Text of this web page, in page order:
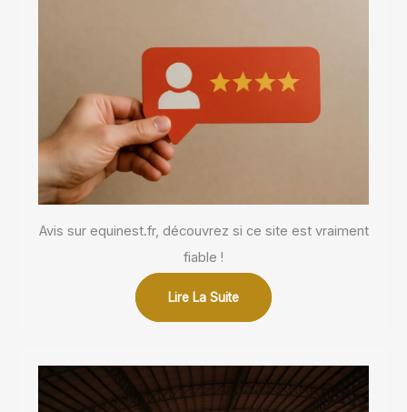
Avis sur equinest.fr, découvrez si ce site est vraiment
fiable !
Lire La Suite